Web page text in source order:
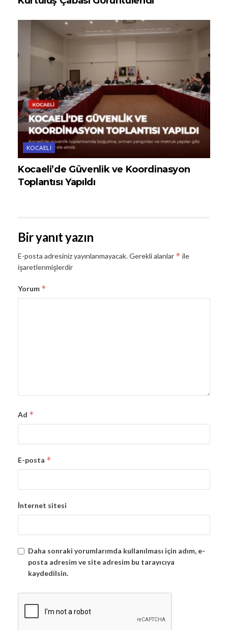
KOCAELI
Kocaeli’de Güvenlik ve Koordinasyon
Toplantısı Yapıldı
Bir yanıt yazın
E-posta adresiniz yayınlanmayacak.Gerekli alanlar * ile
işaretlenmişlerdir
Yorum *
Ad *
E-posta *
İnternet sitesi
Daha sonraki yorumlarımda kullanılması için adım, e-
posta adresim ve site adresim bu tarayıcıya
kaydedilsin.